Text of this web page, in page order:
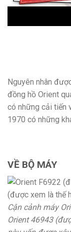
Nguyên nhân
đồng hồ Orient
có những cải tiến
1970 có những
VỀ BỘ MÁY
Cận cảnh máy
Orient 46943